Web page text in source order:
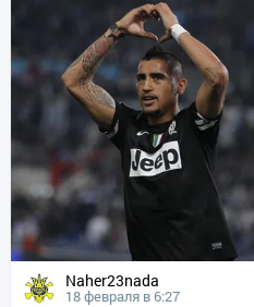
Naher23nada
18 февраля в 6:27